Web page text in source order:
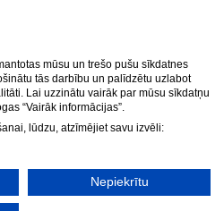
mūsu un trešo pušu sīkdatnes
tās darbību un palīdzētu uzlabot
Lai uzzinātu vairāk par mūsu sīkdatņu
“Vairāk informācijas”.
lūdzu, atzīmējiet savu izvēli:
Nepiekrītu